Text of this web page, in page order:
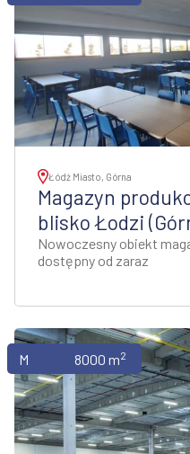
Łódź Miasto, Górna
Magazyn
blisko Łodzi
Nowoczesny obiekt
dostępny od zaraz
Magazyny8000 m2